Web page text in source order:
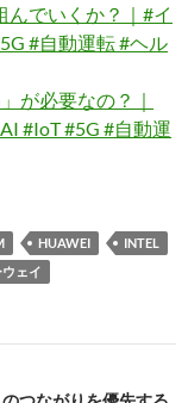
でいくか？｜#イ
#自動運転 #ヘル
が必要なの？｜
#IoT #5G #自動運
HUAWEI
INTEL
ェイ